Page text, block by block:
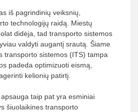
iš pagrindinių veiksnių,
technologijų raidą. Miestų
didėja, tad transporto sistemos
valdyti augantį srautą. Šiame
transporto sistemos (ITS) tampa
padeda optimizuoti eismą,
kelionių patirtį.
taip pat yra esminiai
šiuolaikines transporto